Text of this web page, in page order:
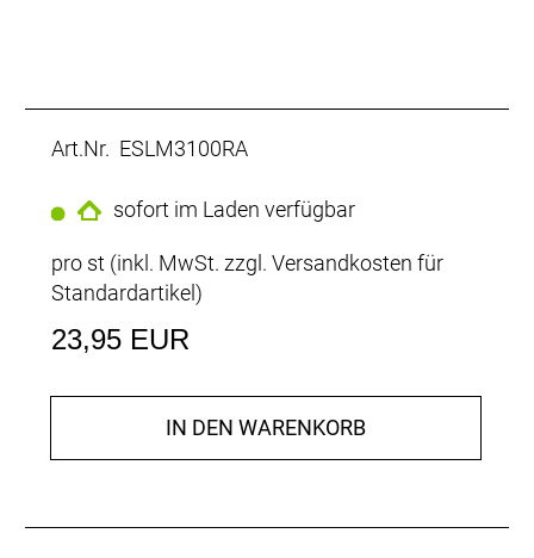
Art.Nr. ESLM3100RA
sofort im Laden verfügbar
pro st (inkl. MwSt. zzgl. Versandkosten für
Standardartikel)
23,95 EUR
IN DEN WARENKORB